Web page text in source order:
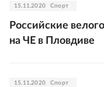
15.11.2020 Спорт
Российские
на ЧЕ в Пловдиве
15.11.2020 Спорт